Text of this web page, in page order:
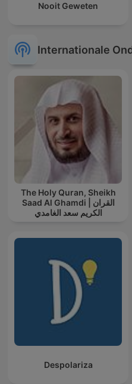
Nooit Geweten
Internationale
The Holy Quran, Sheikh
Saad Al Ghamdi | القران
الكريم سعد الغامدي
Despolariza